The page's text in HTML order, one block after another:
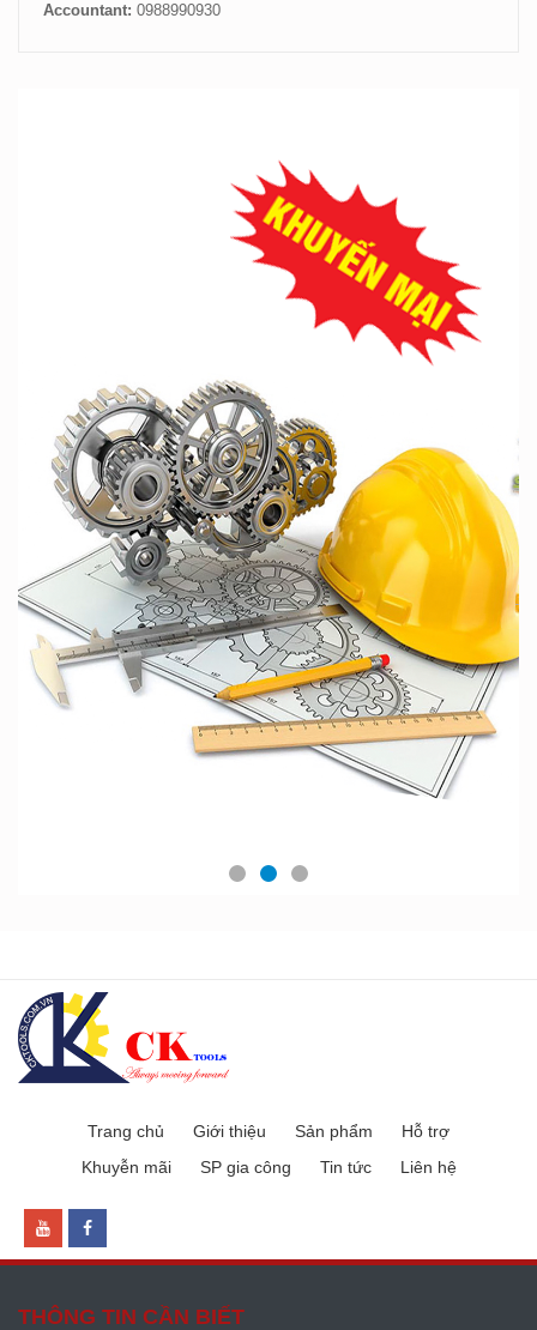
Accountant: 0988990930
Trang chủ Giới thiệu Sản phẩm
Hỗ trợ
Khuyễn mãi
SP gia công Tin tức Liên hệ
THÔNG TIN CẦN BIẾT